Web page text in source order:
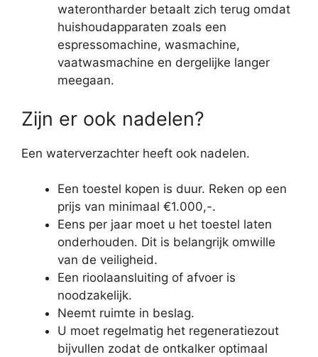
waterontharder betaalt zich terug omdat
huishoudapparaten zoals een
espressomachine, wasmachine,
vaatwasmachine en dergelijke langer
meegaan.
Zijn er ook nadelen?
Een waterverzachter heeft ook nadelen.
Een toestel kopen is duur. Reken op een
prijs van minimaal €1.000,-.
Eens per jaar moet u het toestel laten
onderhouden. Dit is belangrijk omwille
van de veiligheid.
Een rioolaansluiting of afvoer is
noodzakelijk.
Neemt ruimte in beslag.
U moet regelmatig het regeneratiezout
bijvullen zodat de ontkalker optimaal